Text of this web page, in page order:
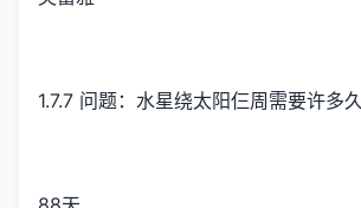
1.7.7 问题：水星绕太阳仨周需要许多久